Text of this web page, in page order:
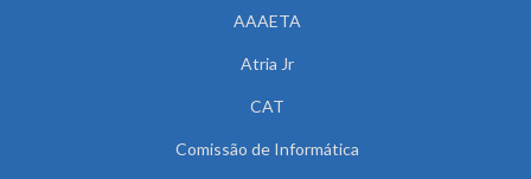
AAAETA
Atria Jr
CAT
Comissão de Informática